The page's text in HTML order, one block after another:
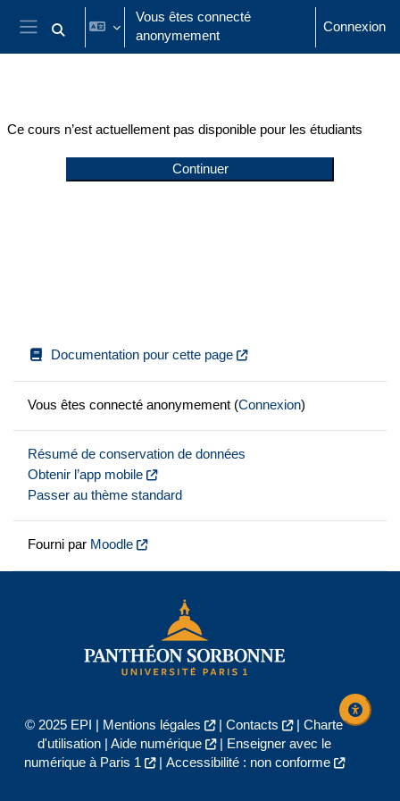
Passer au contenu principal
Panneau latéral
Activer/désactiver la saisie de recherche
Vous êtes connecté
anonymement
Connexion
Ce cours n’est actuellement pas disponible pour les étudiants
Continuer
Documentation pour cette page
Vous êtes connecté anonymement (Connexion)
Résumé de conservation de données
Obtenir l’app mobile
Passer au thème standard
Fourni par Moodle
© 2025 EPI | Mentions légales | Contacts | Charte
d'utilisation| Aide numérique |
Enseigner avec le
numérique à Paris 1
| Accessibilité : non conforme